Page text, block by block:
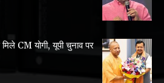
CM योगी, यूपी चुनाव पर